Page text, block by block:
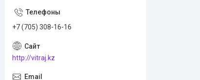
+7 (705) 308-16-16
http://vitraj.kz